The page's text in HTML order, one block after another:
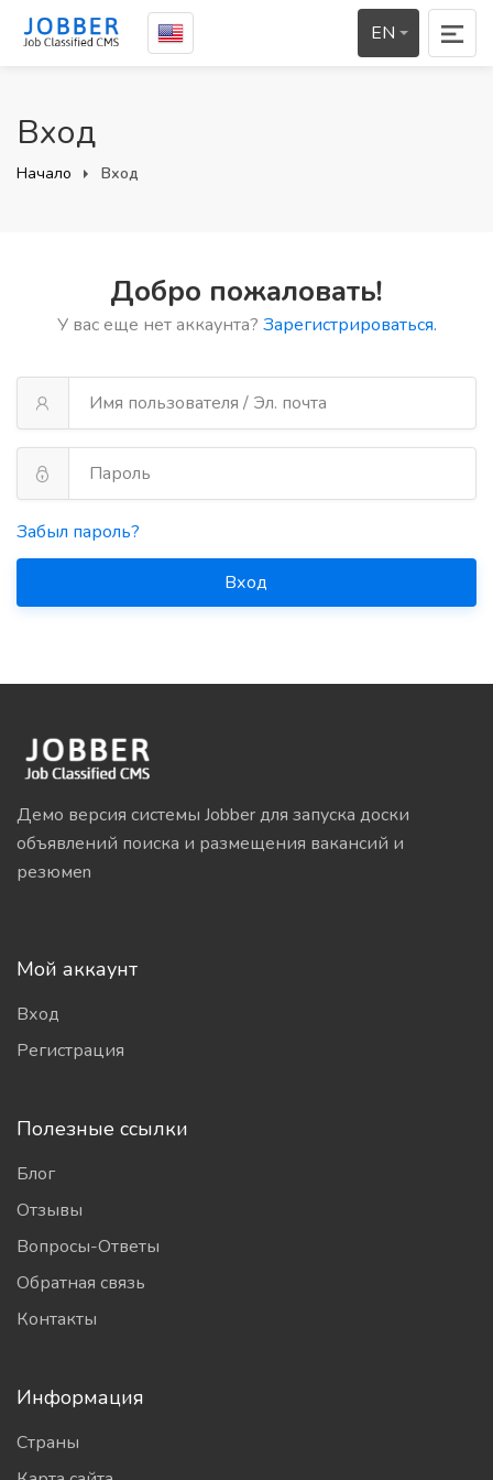
EN
Вход
Начало Вход
Добро пожаловать!
У вас еще нет аккаунта? Зарегистрироваться.
Забыл пароль?
Вход
Демо версия системы Jobber для запуска доски
объявлений поиска и размещения вакансий и
резюмеn
Мой аккаунт
Вход
Регистрация
Полезные ссылки
Блог
Отзывы
Вопросы-Ответы
Обратная связь
Контакты
Информация
Страны